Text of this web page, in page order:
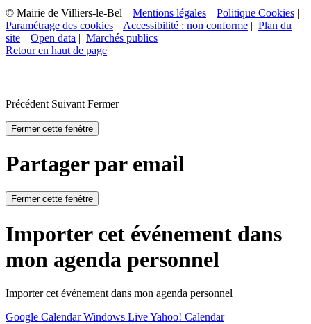
© Mairie de Villiers-le-Bel | Mentions légales | Politique Cookies |
Paramétrage des cookies | Accessibilité : non conforme | Plan du
site | Open data | Marchés publics
Retour en haut de page
Précédent Suivant Fermer
Fermer cette fenêtre
Partager par email
Fermer cette fenêtre
Importer cet événement dans
mon agenda personnel
Importer cet événement dans mon agenda personnel
Google CalendarWindows LiveYahoo! Calendar